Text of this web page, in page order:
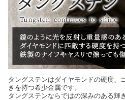
タングステンはダイヤモンドの硬度、
きを持つ希少金属です。
タングステンならではの深みのある輝